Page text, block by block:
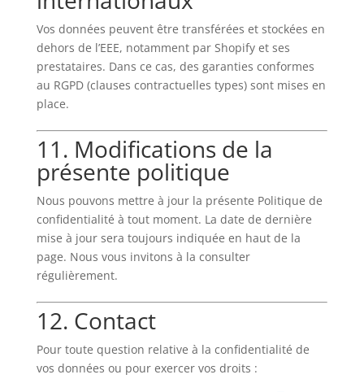
Vos données peuvent être transférées et stockées en
dehors de l’EEE, notamment par Shopify et ses
prestataires. Dans ce cas, des garanties conformes
au RGPD (clauses contractuelles types) sont mises en
place.
11. Modifications de la
présente politique
Nous pouvons mettre à jour la présente Politique de
confidentialité à tout moment. La date de dernière
mise à jour sera toujours indiquée en haut de la
page. Nous vous invitons à la consulter
régulièrement.
12. Contact
Pour toute question relative à la confidentialité de
vos données ou pour exercer vos droits :